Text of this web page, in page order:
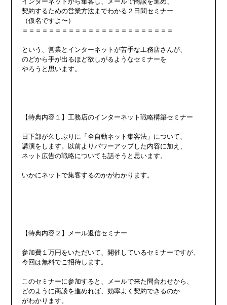
契約するための営業方法までわかる２日間セミナー
（仮名ですよ〜）
＝＝＝＝＝＝＝＝＝＝＝＝＝＝＝＝＝＝＝＝＝＝＝
という、営業とインターネットが苦手な工務店さんが、
のどから手が出るほど欲しがるようなセミナーを
やろうと思います。
【特典内容１】工務店のインターネット戦略構築セミナー
日下部が久しぶりに「全自動ネット集客法」について、
講演をします。以前よりパワーアップした内容に加え、
ネット広告の戦略についても話そうと思います。
いかにネットで集客するのかがわかります。
【特典内容２】メール返信セミナー
参加費１万円をいただいて、開催しているセミナーですが、
今回は無料でご招待します。
このセミナーに参加すると、メールで来た問合わせから、
どのように商談を進めれば、効率よく契約できるのか
がわかります。